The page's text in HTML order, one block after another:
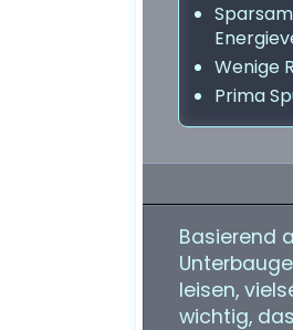
Wenige
Prima
Basierend
leisen,
wichtig,